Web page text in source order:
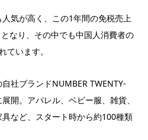
気が高く、この1年間の免税売上
なり、その中でも中国人消費者の
ています。
社ブランドNUMBER TWENTY-
開。アパレル、ベビー服、雑貨、
など、スタート時から約100種類